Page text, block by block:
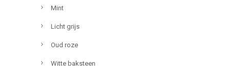
Mint
Licht grijs
Oud roze
Witte baksteen